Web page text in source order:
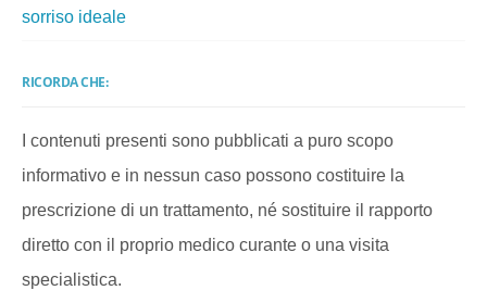
sorriso ideale
RICORDA CHE:
I contenuti presenti sono pubblicati a puro scopo
informativo e in nessun caso possono costituire la
prescrizione di un trattamento, né sostituire il rapporto
diretto con il proprio medico curante o una visita
specialistica.